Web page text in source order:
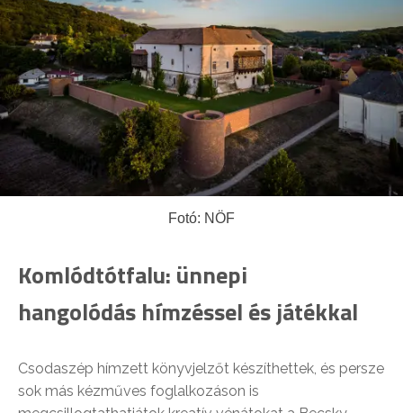
Fotó: NÖF
Komlódtótfalu: ünnepi
hangolódás hímzéssel és játékkal
Csodaszép hímzett könyvjelzőt készíthettek, és persze
sok más kézműves foglalkozáson is